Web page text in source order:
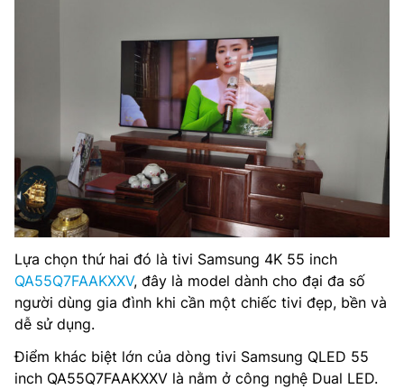
Lựa chọn thứ hai đó là tivi Samsung 4K 55 inch
QA55Q7FAAKXXV, đây là model dành cho đại đa số
người dùng gia đình khi cần một chiếc tivi đẹp, bền và
dễ sử dụng.
Điểm khác biệt lớn của dòng tivi Samsung QLED 55
inch QA55Q7FAAKXXV là nằm ở công nghệ Dual LED.